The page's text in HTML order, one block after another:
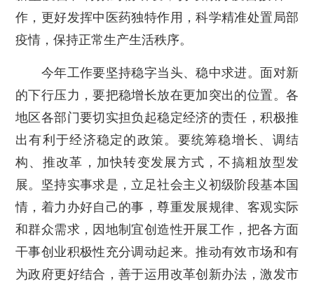
作，更好发挥中医药独特作用，科学精准处置局部
疫情，保持正常生产生活秩序。
今年工作要坚持稳字当头、稳中求进。面对新
的下行压力，要把稳增长放在更加突出的位置。各
地区各部门要切实担负起稳定经济的责任，积极推
出有利于经济稳定的政策。要统筹稳增长、调结
构、推改革，加快转变发展方式，不搞粗放型发
展。坚持实事求是，立足社会主义初级阶段基本国
情，着力办好自己的事，尊重发展规律、客观实际
和群众需求，因地制宜创造性开展工作，把各方面
干事创业积极性充分调动起来。推动有效市场和有
为政府更好结合，善于运用改革创新办法，激发市